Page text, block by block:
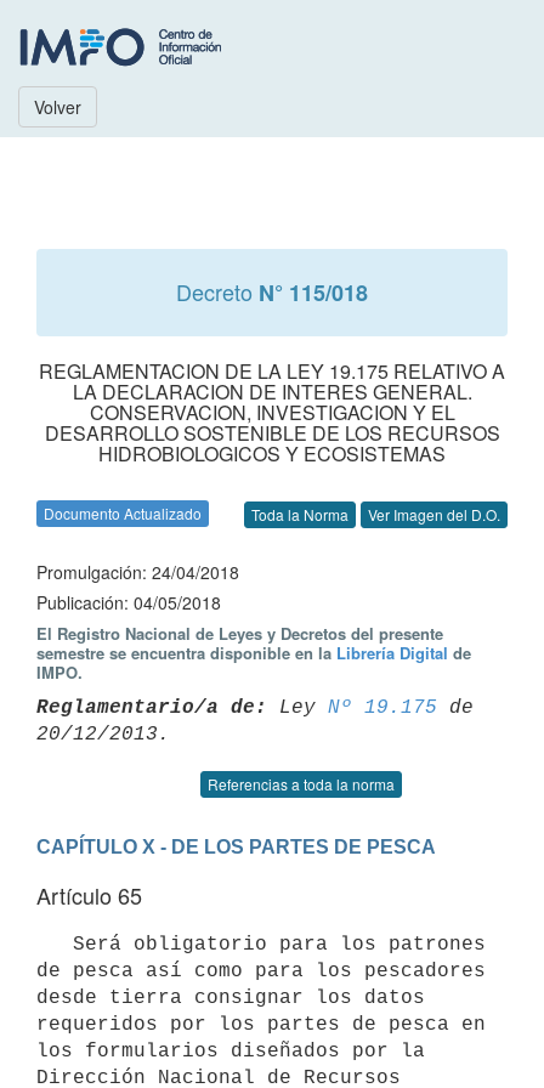
Volver
Decreto N° 115/018
REGLAMENTACION DE LA LEY 19.175 RELATIVO A
LA DECLARACION DE INTERES GENERAL.
CONSERVACION, INVESTIGACION Y EL
DESARROLLO SOSTENIBLE DE LOS RECURSOS
HIDROBIOLOGICOS Y ECOSISTEMAS
Documento Actualizado Toda la Norma Ver Imagen del D.O.
Promulgación: 24/04/2018
Publicación: 04/05/2018
El Registro Nacional de Leyes y Decretos del presente
semestre se encuentra disponible en la Librería Digital de
IMPO.
Reglamentario/a de: Ley Nº 19.175 de
Referencias a toda la norma
CAPÍTULO X - DE LOS PARTES DE PESCA
Artículo 65
de pesca así como para los pescadores
desde tierra consignar los datos
requeridos por los partes de pesca en
los formularios diseñados por la
Dirección Nacional de Recursos